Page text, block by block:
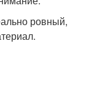
ровный,